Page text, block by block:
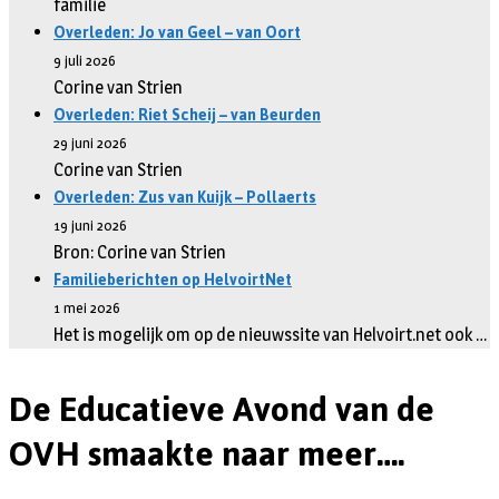
familie
Overleden: Jo van Geel – van Oort
9 juli 2026
Corine van Strien
Overleden: Riet Scheij – van Beurden
29 juni 2026
Corine van Strien
Overleden: Zus van Kuijk – Pollaerts
19 juni 2026
Bron: Corine van Strien
Familieberichten op HelvoirtNet
1 mei 2026
Het is mogelijk om op de nieuwssite van Helvoirt.net ook …
De Educatieve Avond van de
OVH smaakte naar meer….